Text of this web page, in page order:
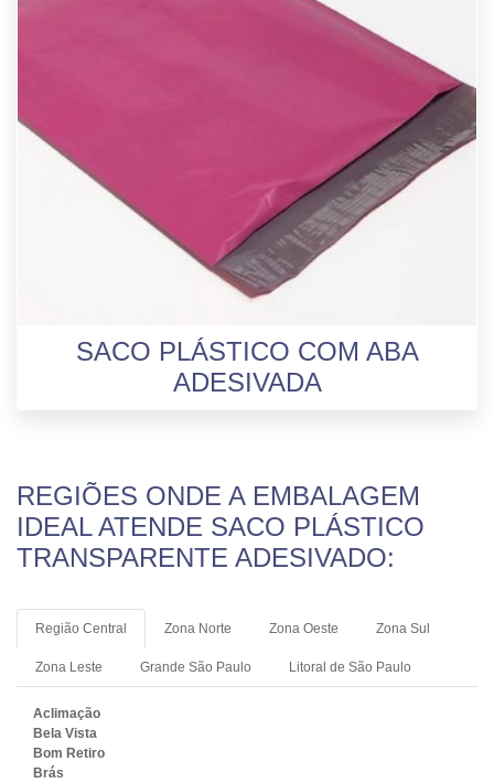
SACO PLÁSTICO COM ABA
ADESIVADA
REGIÕES ONDE A EMBALAGEM
IDEAL ATENDE SACO PLÁSTICO
TRANSPARENTE ADESIVADO:
Região Central Zona Norte Zona Oeste Zona Sul
Zona Leste Grande São Paulo Litoral de São Paulo
Aclimação
Bela Vista
Bom Retiro
Brás